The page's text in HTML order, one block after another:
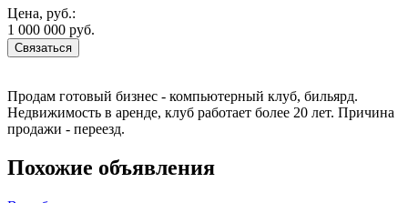
Цена, руб.:
1 000 000 руб.
Связаться
Продам готовый бизнес - компьютерный клуб, бильярд.
Недвижимость в аренде, клуб работает более 20 лет. Причина
продажи - переезд.
Похожие объявления